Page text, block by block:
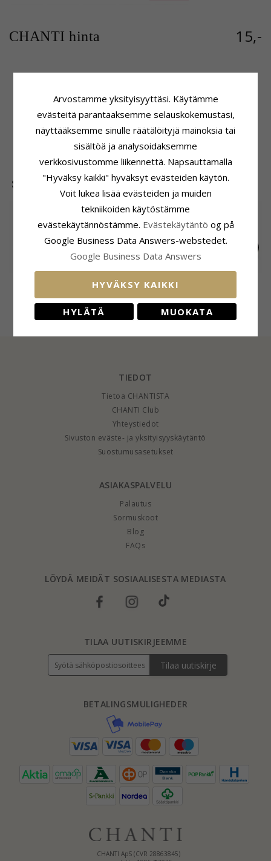
CHANTI hinta 15,-
ADJEKTIIVIT: 4 mm
Muoto:Pyöreitä
Korvarenkaat: Nappikorvakorut
Kullattua Hopeaa
Läpimitta: 4,0 mm
Toimitusaika: 4-5 Arkipäivä
SUOSITUIMMAT TUOTTEET LUOKASSA
karaatin kultaa -
Gold Collection
2 mm kuula
nappikorvakorut 9
karaatin kultaa -
karaatin kultaa -
Gold Collection
TIEDOT
Tietoa CHANTISTA
CHANTI Club
Yhteystiedot
Sivuston eväste- ja yksityisyyskäytäntö
Suostumusasetukset
ASIAKASPALVELU
Palautus
Sormuskoot
Blog
FAQs
LÖYDÄ MEIDÄT SOSIAALISESTA MEDIASTA
CHANTI ApS (CVR 28863845)
BETALINGSMULIGHEDER
TILAA UUTISKIRJEEMME
Tilaa uutiskirje
Arvostamme yksityisyyttäsi. Käytämme
evästeitä parantaaksemme selauskokemustasi,
näyttääksemme sinulle räätälöityjä mainoksia tai
sisältöä ja analysoidaksemme
verkkosivustomme liikennettä. Napsauttamalla
"Hyväksy kaikki" hyväksyt evästeiden käytön.
Voit lukea lisää evästeiden ja muiden
tekniikoiden käytöstämme
evästekäytännöstämme. Evästekäytäntö og på
Google Business Data Answers-webstedet.
Google Business Data Answers
HYVÄKSY KAIKKI
HYLÄTÄ MUOKATA